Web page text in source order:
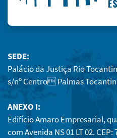
SEDE:
Palácio da Justiça Rio
s/nº Centro Palmas
ANEXO I:
Edifício Amaro Empresarial,
com Avenida NS 01 LT 02. CEP: